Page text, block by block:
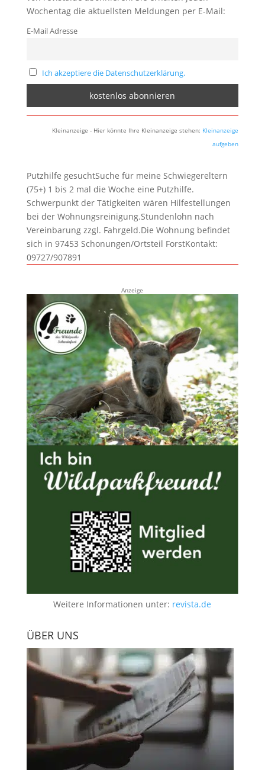
Wochentag die aktuellsten Meldungen per E-Mail:
E-Mail Adresse
Ich akzeptiere die Datenschutzerklärung.
Kleinanzeige - Hier könnte Ihre Kleinanzeige stehen: Kleinanzeige
aufgeben
Putzhilfe gesuchtSuche für meine Schwiegereltern
(75+) 1 bis 2 mal die Woche eine Putzhilfe.
Schwerpunkt der Tätigkeiten wären Hilfestellungen
bei der Wohnungsreinigung.Stundenlohn nach
Vereinbarung zzgl. Fahrgeld.Die Wohnung befindet
sich in 97453 Schonungen/Ortsteil ForstKontakt:
09727/907891
Anzeige
Weitere Informationen unter: revista.de
ÜBER UNS